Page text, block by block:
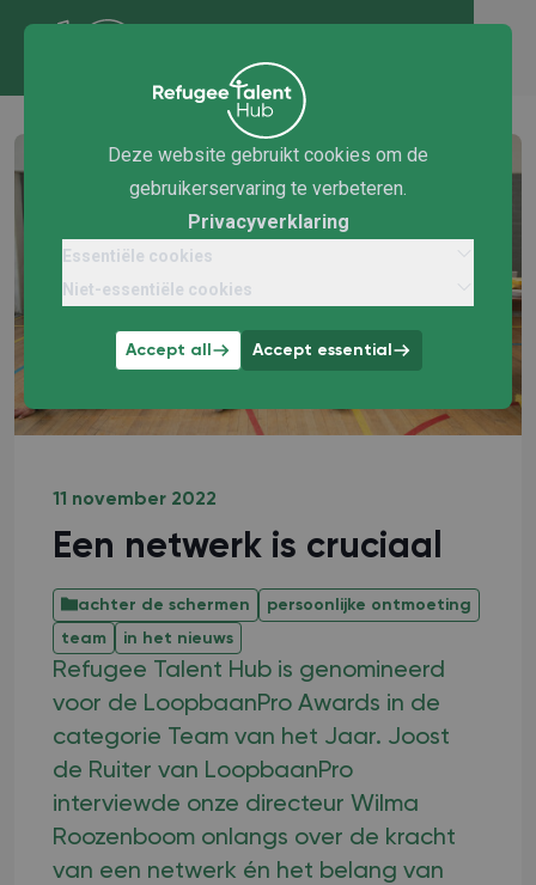
Deze website gebruikt cookies om de
gebruikerservaring te verbeteren.
Privacyverklaring
Essentiële cookies
Niet-essentiële cookies
Accept all Accept essential
11 november 2022
Een netwerk is cruciaal
achter de schermen
persoonlijke ontmoeting
team
in het nieuws
Refugee Talent Hub is genomineerd
voor de LoopbaanPro Awards in de
categorie Team van het Jaar. Joost
de Ruiter van LoopbaanPro
interviewde onze directeur Wilma
Roozenboom onlangs over de kracht
van een netwerk én het belang van